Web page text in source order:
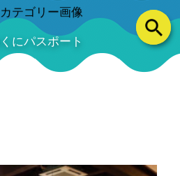
にパスポート